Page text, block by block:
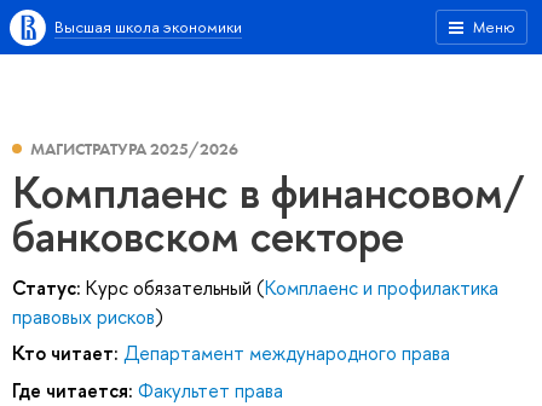
Меню
Высшая школа экономики
МАГИСТРАТУРА 2025/2026
Комплаенс в финансовом/
банковском секторе
Статус: Курс обязательный (Комплаенс и профилактика
правовых рисков)
Кто читает: Департамент международного права
Где читается: Факультет права